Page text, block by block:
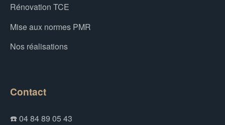
Rénovation TCE
Mise aux normes PMR
Nos réalisations
Contact
☎️ 04 84 89 05 43